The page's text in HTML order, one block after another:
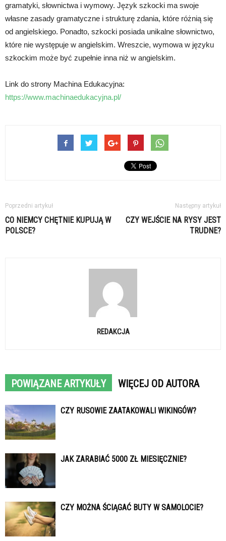
gramatyki, słownictwa i wymowy. Język szkocki ma swoje
własne zasady gramatyczne i strukturę zdania, które różnią się
od angielskiego. Ponadto, szkocki posiada unikalne słownictwo,
które nie występuje w angielskim. Wreszcie, wymowa w języku
szkockim może być zupełnie inna niż w angielskim.
Link do strony Machina Edukacyjna:
https://www.machinaedukacyjna.pl/
Poprzedni artykuł
CO NIEMCY CHĘTNIE KUPUJĄ W
POLSCE?
Następny artykuł
CZY WEJŚCIE NA RYSY JEST
TRUDNE?
REDAKCJA
POWIĄZANE ARTYKUŁY WIĘCEJ OD AUTORA
CZY RUSOWIE ZAATAKOWALI WIKINGÓW?
JAK ZARABIAĆ 5000 ZŁ MIESIĘCZNIE?
CZY MOŻNA ŚCIĄGAĆ BUTY W SAMOLOCIE?